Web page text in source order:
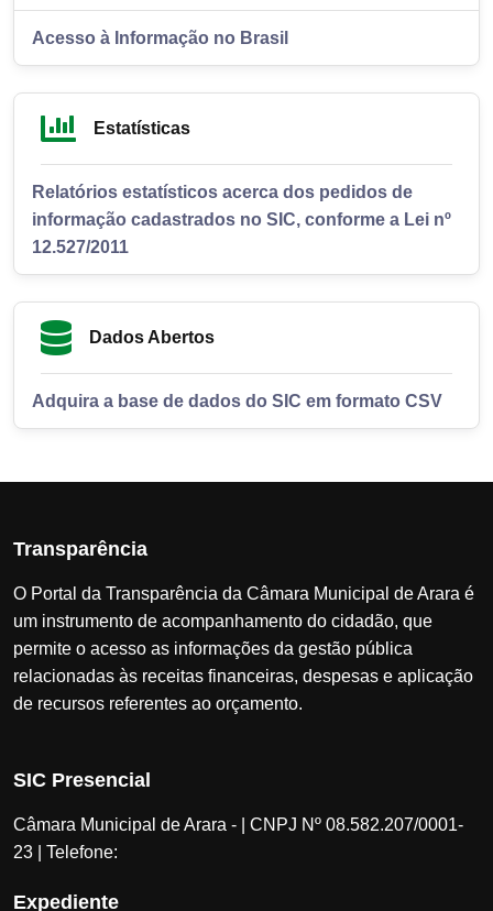
Acesso à Informação no Brasil
Estatísticas
Relatórios estatísticos acerca dos pedidos de
informação cadastrados no SIC, conforme a Lei nº
12.527/2011
Dados Abertos
Adquira a base de dados do SIC em formato CSV
Transparência
O Portal da Transparência da Câmara Municipal de Arara é
um instrumento de acompanhamento do cidadão, que
permite o acesso as informações da gestão pública
relacionadas às receitas financeiras, despesas e aplicação
de recursos referentes ao orçamento.
SIC Presencial
Câmara Municipal de Arara - | CNPJ Nº 08.582.207/0001-
23 | Telefone:
Expediente